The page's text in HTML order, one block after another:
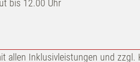
bis 12.00 Uhr
allen Inklusivleistungen und zzgl.